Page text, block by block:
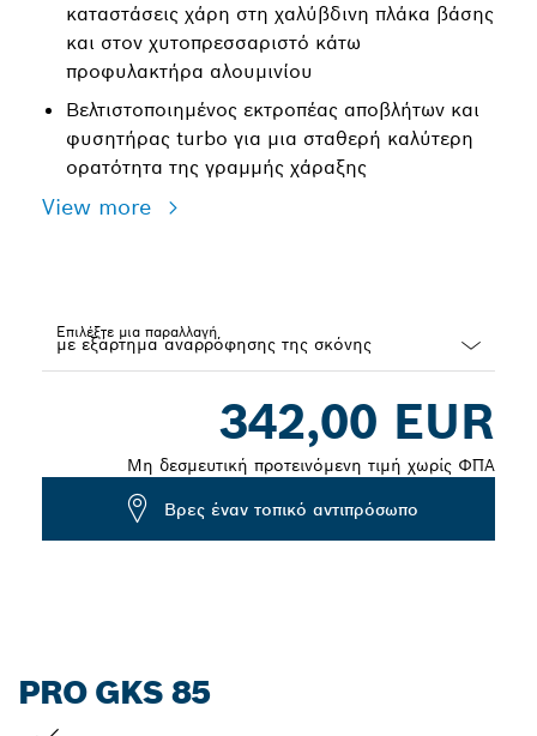
καταστάσεις χάρη στη χαλύβδινη πλάκα βάσης
και στον χυτοπρεσσαριστό κάτω
προφυλακτήρα αλουμινίου
Βελτιστοποιημένος εκτροπέας αποβλήτων και
φυσητήρας turbo για μια σταθερή καλύτερη
ορατότητα της γραμμής χάραξης
View more
Επιλέξτε μια παραλλαγή
342,00 EUR
Μη δεσμευτική προτεινόμενη τιμή χωρίς ΦΠΑ
Βρες έναν τοπικό αντιπρόσωπο
PRO GKS 85